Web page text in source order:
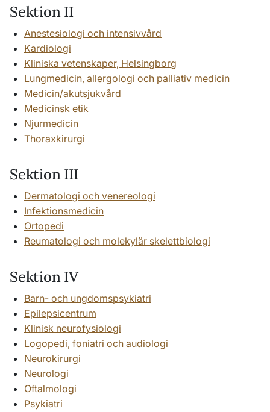
Sektion II
Anestesiologi och intensivvård
Kardiologi
Kliniska vetenskaper, Helsingborg
Lungmedicin, allergologi och palliativ medicin
Medicin/akutsjukvård
Medicinsk etik
Njurmedicin
Thoraxkirurgi
Sektion III
Dermatologi och venereologi
Infektionsmedicin
Ortopedi
Reumatologi och molekylär skelettbiologi
Sektion IV
Barn- och ungdomspsykiatri
Epilepsicentrum
Klinisk neurofysiologi
Logopedi, foniatri och audiologi
Neurokirurgi
Neurologi
Oftalmologi
Psykiatri